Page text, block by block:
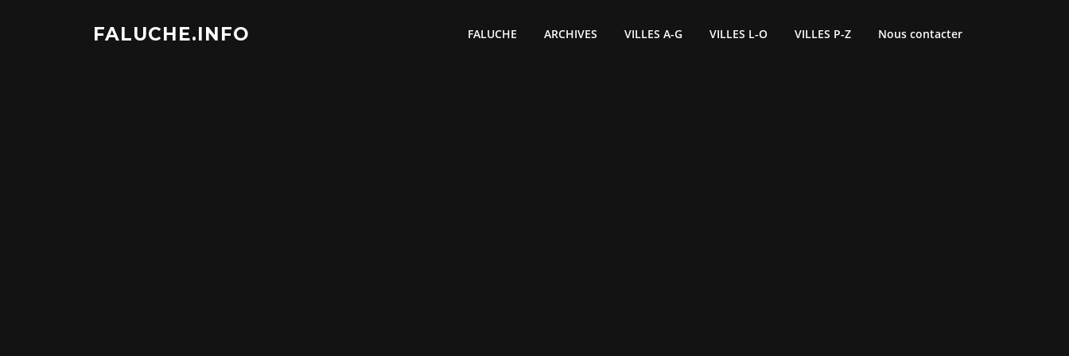
FALUCHE.INFO FALUCHE ARCHIVES VILLES A-G VILLES L-O VILLES P-Z Nous contacter